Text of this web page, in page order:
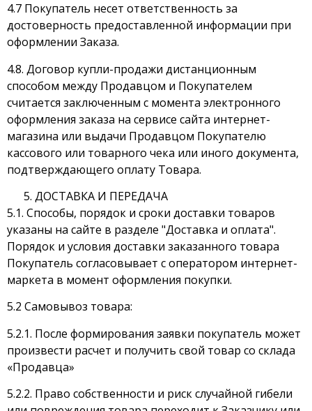
4.7 Покупатель несет ответственность за
достоверность предоставленной информации при
оформлении Заказа.
4.8. Договор купли-продажи дистанционным
способом между Продавцом и Покупателем
считается заключенным с момента электронного
оформления заказа на сервисе сайта интернет-
магазина или выдачи Продавцом Покупателю
кассового или товарного чека или иного документа,
подтверждающего оплату Товара.
ДОСТАВКА И ПЕРЕДАЧА
5.1. Способы, порядок и сроки доставки товаров
указаны на сайте в разделе "Доставка и оплата".
Порядок и условия доставки заказанного товара
Покупатель согласовывает с оператором интернет-
маркета в момент оформления покупки.
5.2 Самовывоз товара:
5.2.1. После формирования заявки покупатель может
произвести расчет и получить свой товар со склада
«Продавца»
5.2.2. Право собственности и риск случайной гибели